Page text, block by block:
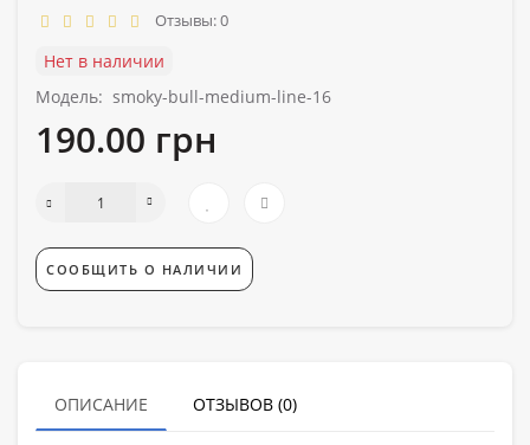
Отзывы: 0
Нет в наличии
Модель: smoky-bull-medium-line-16
190.00 грн
СООБЩИТЬ О НАЛИЧИИ
ОПИСАНИЕ ОТЗЫВОВ (0)